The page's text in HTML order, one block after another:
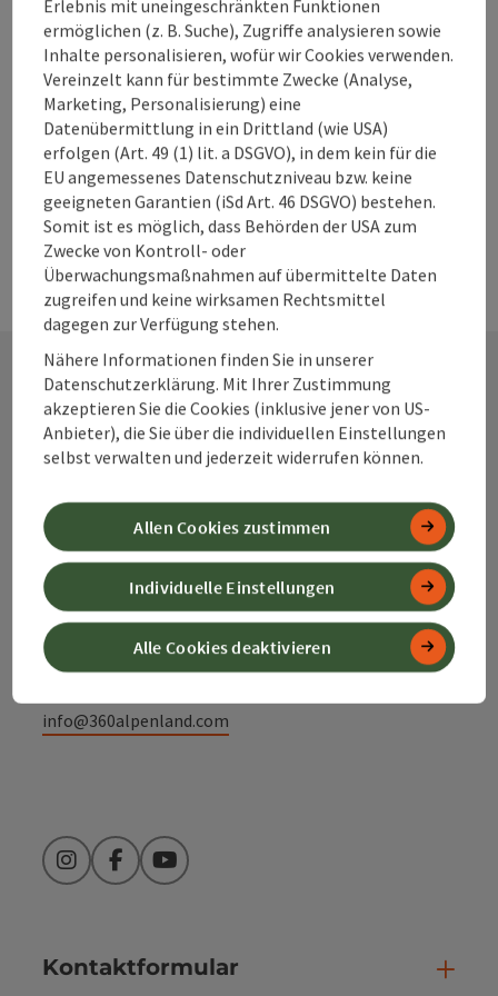
Es wird nur in der Halle geschossen (keine Eisbahn)
Leonstein
Telefon
+43 664 4932330
Öffnungszeiten
Kontakt
Alpenland Tourismus GmbH
Bahnhofstraße 2
4580 Windischgarsten
+43 50 360 360 360
info@360alpenland.com
InstagramFacebookYouTube
Kontaktformular
Erlebnis mit uneingeschränkten Funktionen
ermöglichen (z. B. Suche), Zugriffe analysieren sowie
Inhalte personalisieren, wofür wir Cookies verwenden.
Vereinzelt kann für bestimmte Zwecke (Analyse,
Marketing, Personalisierung) eine
Datenübermittlung in ein Drittland (wie USA)
erfolgen (Art. 49 (1) lit. a DSGVO), in dem kein für die
EU angemessenes Datenschutzniveau bzw. keine
geeigneten Garantien (iSd Art. 46 DSGVO) bestehen.
Somit ist es möglich, dass Behörden der USA zum
Zwecke von Kontroll- oder
Überwachungsmaßnahmen auf übermittelte Daten
zugreifen und keine wirksamen Rechtsmittel
dagegen zur Verfügung stehen.
Nähere Informationen finden Sie in unserer
Datenschutzerklärung. Mit Ihrer Zustimmung
akzeptieren Sie die Cookies (inklusive jener von US-
Anbieter), die Sie über die individuellen Einstellungen
selbst verwalten und jederzeit widerrufen können.
Alle Cookies deaktivieren
Individuelle Einstellungen
Allen Cookies zustimmen